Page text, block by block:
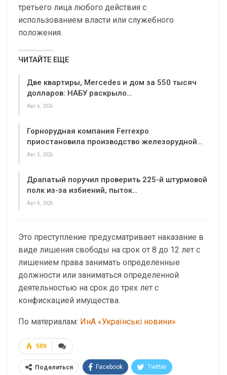
третьего лица любого действия с
использованием власти или служебного
положения.
ЧИТАЙТЕ ЕЩЕ
Две квартиры, Mercedes и дом за 550 тысяч
долларов: НАБУ раскрыло…
Авг 6, 2026
Горнорудная компания Ferrexpo
приостановила производство железорудной…
Авг 5, 2026
Драпатый поручил проверить 225-й штурмовой
полк из-за избиений, пыток…
Авг 4, 2026
Это преступление предусматривает наказание в
виде лишения свободы на срок от 8 до 12 лет с
лишением права занимать определенные
должности или заниматься определенной
деятельностью на срок до трех лет с
конфискацией имущества.
По материалам: ИнА «Українські новини»
589
Поделиться Facebook Twitter